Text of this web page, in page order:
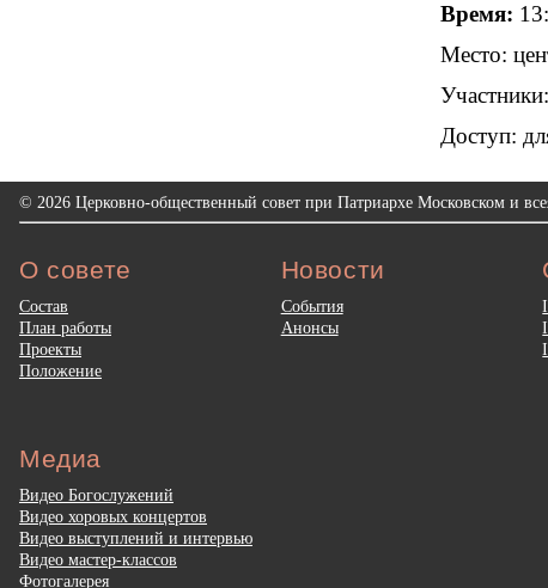
Время:
Место:
Доступ:
© 2026 Церковно-общественный совет при Патриархе Московском и
О совете
Состав
План работы
Проекты
Положение
Новости
События
Анонсы
Медиа
Видео Богослужений
Видео хоровых концертов
Видео выступлений и интервью
Видео мастер-классов
Фотогалерея